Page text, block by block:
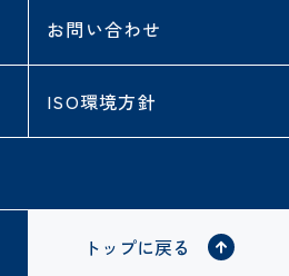
お問い合わせ
ISO環境方針
トップに戻る